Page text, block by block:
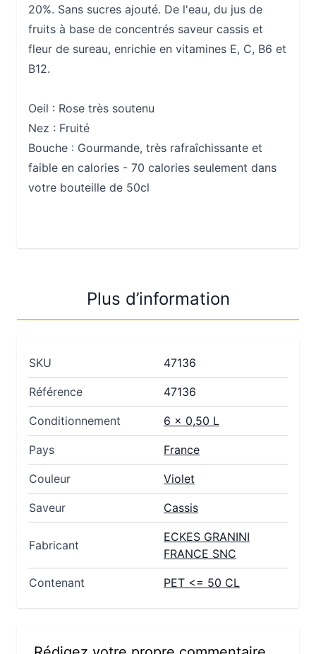
20%. Sans sucres ajouté. De l'eau, du jus de
fruits à base de concentrés saveur cassis et
fleur de sureau, enrichie en vitamines E, C, B6 et
B12.
Oeil : Rose très soutenu
Nez : Fruité
Bouche : Gourmande, très rafraîchissante et
faible en calories - 70 calories seulement dans
votre bouteille de 50cl
Plus d’information
SKU 47136
Référence 47136
Conditionnement 6 x 0,50 L
Pays France
Couleur Violet
Saveur Cassis
Fabricant
ECKES GRANINI
FRANCE SNC
Contenant PET <= 50 CL